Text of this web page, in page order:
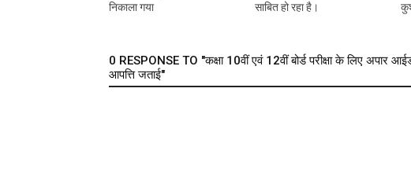
निकाला गया
साबित हो रहा है।
0 RESPONSE TO "कक्षा 10वीं एवं 12वीं बोर्ड परीक्षा के लिए अपार
आपत्ति जताई"